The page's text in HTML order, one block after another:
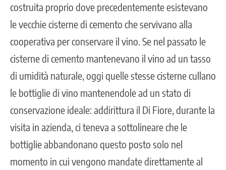
costruita proprio dove precedentemente esistevano
le vecchie cisterne di cemento che servivano alla
cooperativa per conservare il vino. Se nel passato le
cisterne di cemento mantenevano il vino ad un tasso
di umidità naturale, oggi quelle stesse cisterne cullano
le bottiglie di vino mantenendole ad un stato di
conservazione ideale: addirittura il Di Fiore, durante la
visita in azienda, ci teneva a sottolineare che le
bottiglie abbandonano questo posto solo nel
momento in cui vengono mandate direttamente al